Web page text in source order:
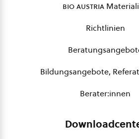
bio austria
Richtlinien
Bildungsangebote,
Berater:innen